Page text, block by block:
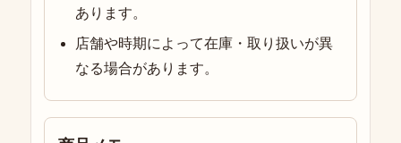
あります。
店舗や時期によって在庫・取り扱いが異
なる場合があります。